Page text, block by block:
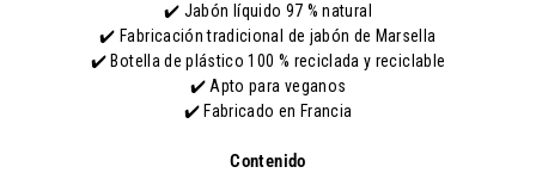
✔️ Jabón líquido 97 % natural
✔️ Fabricación tradicional de jabón de Marsella
✔️ Botella de plástico 100 % reciclada y reciclable
✔️ Apto para veganos
✔️ Fabricado en Francia
Contenido